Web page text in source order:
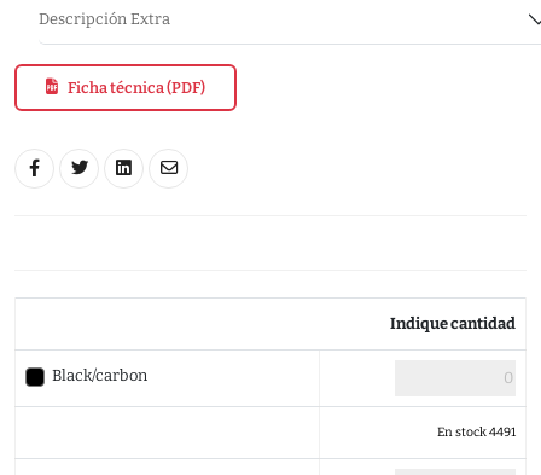
Descripción Extra
Ficha técnica (PDF)
Indique cantidad
Black/carbon
En stock 4491